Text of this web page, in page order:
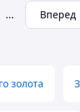
... Вперед
золота